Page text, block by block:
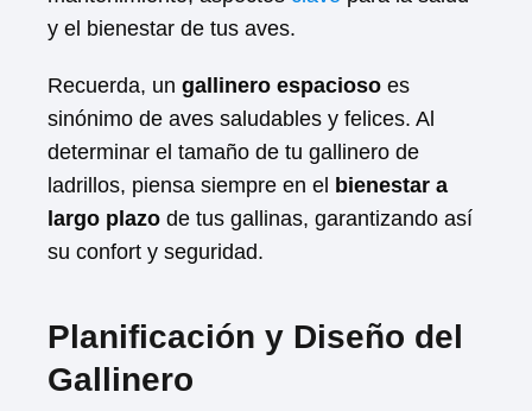
y el bienestar de tus aves.
Recuerda, un gallinero espacioso es
sinónimo de aves saludables y felices. Al
determinar el tamaño de tu gallinero de
ladrillos, piensa siempre en el bienestar a
largo plazo de tus gallinas, garantizando así
su confort y seguridad.
Planificación y Diseño del
Gallinero